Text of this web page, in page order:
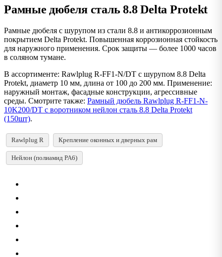
Рамные дюбеля сталь 8.8 Delta Protekt
Рамные дюбеля с шурупом из стали 8.8 и антикоррозионным
покрытием Delta Protekt. Повышенная коррозионная стойкость
для наружного применения. Срок защиты — более 1000 часов
в соляном тумане.
В ассортименте: Rawlplug R-FF1-N/DT с шурупом 8.8 Delta
Protekt, диаметр 10 мм, длина от 100 до 200 мм. Применение:
наружный монтаж, фасадные конструкции, агрессивные
среды. Смотрите также: Рамный дюбель Rawlplug R-FF1-N-
10K200/DT с воротником нейлон сталь 8.8 Delta Protekt
(150шт).
Rawlplug R Крепление оконных и дверных рам
Нейлон (полиамид PA6)